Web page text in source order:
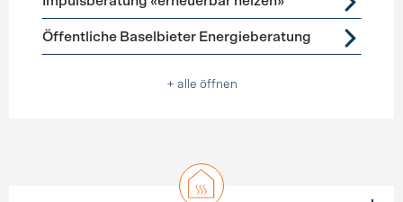
Öffentliche Baselbieter Energieberatung
+ alle öffnen